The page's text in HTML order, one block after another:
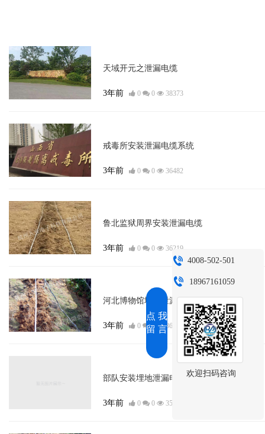
点 我
留 言
欢迎扫码咨询
4008-502-501
18967161059
天域开元之泄漏电缆
3年前 0 0 38373
戒毒所安装泄漏电缆系统
3年前 0 0 36482
鲁北监狱周界安装泄漏电缆
3年前 0 0 36219
埋地泄漏电缆
河北博物馆埋地泄漏电缆
3年前 0 0 36816
部队安装埋地泄漏电缆
3年前 0 0 35351